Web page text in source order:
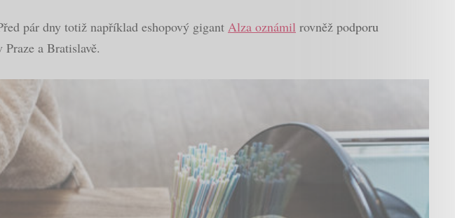
pár dny totiž například eshopový gigant Alza oznámil rovněž podporu
a Bratislavě.